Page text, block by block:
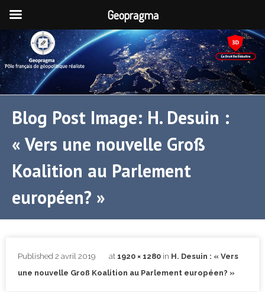
Blog Post Image: H. Desuin :
« Vers une nouvelle Groß
Koalition au Parlement
européen? »
Published 2 avril 2019 at 1920 × 1280 in H. Desuin : « Vers
une nouvelle Groß Koalition au Parlement européen? »
Geopragma